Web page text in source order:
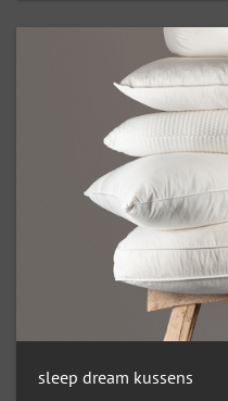
sleep dream kussens